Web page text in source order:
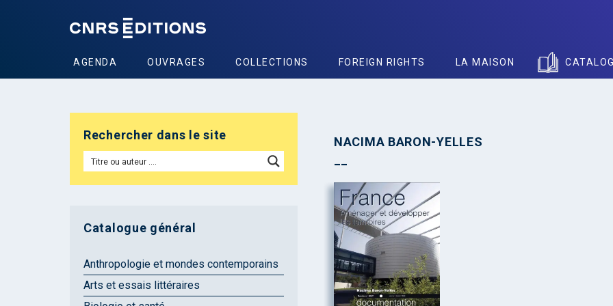
AGENDA OUVRAGES COLLECTIONS FOREIGN RIGHTS LA MAISON
NACIMA BARON-YELLES
Rechercher dans le site
Catalogue général
Anthropologie et mondes contemporains
Arts et essais littéraires